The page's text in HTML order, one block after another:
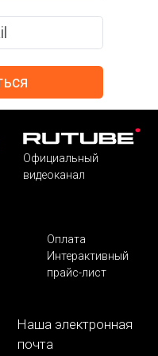
Официальный
видеоканал
Оплата
Интерактивный
прайс-лист
Наша электронная
почта